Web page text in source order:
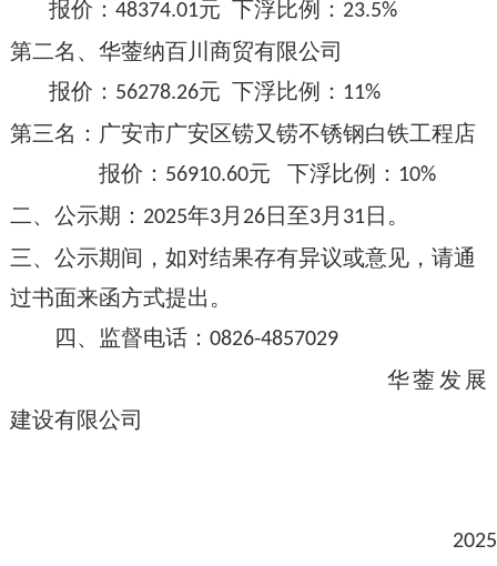
报价： 48374.01元 下浮比例： 23.5%
第二名、 华蓥纳百川商贸有限公司
报价： 56278.26元 下浮比例： 11%
第三名： 广安市广安区铹又铹不锈钢白铁工程店
报价： 56910.60元 下浮比例： 10%
二、公示期： 2025年3月 26日至3月 31 日。
三、公示期间，如对结果存有异议或意见，请通
过书面来函方式提出。
四、监督电话： 0826-4857029
华蓥发展
建设有限公司
2025